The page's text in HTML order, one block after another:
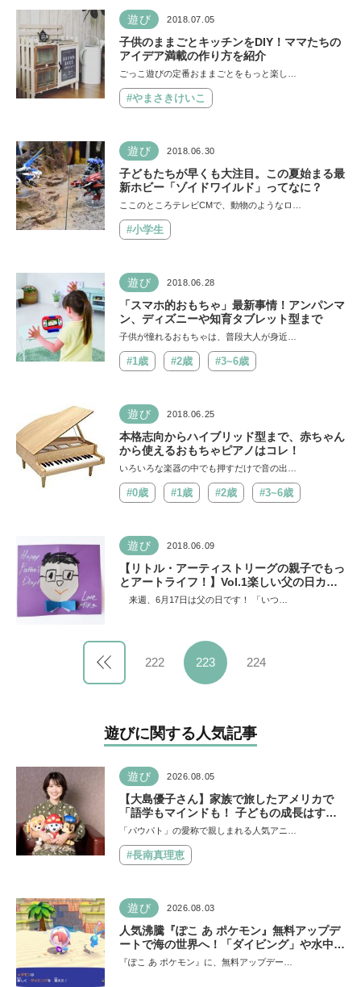
遊び 2018.07.05
子供のままごとキッチンをDIY！ママたちの
アイデア満載の作り方を紹介
ごっこ遊びの定番おままごとをもっと楽し…
#やまさきけいこ
遊び 2018.06.30
子どもたちが早くも大注目。この夏始まる最
新ホビー「ゾイドワイルド」ってなに？
ここのところテレビCMで、動物のようなロ…
#小学生
遊び 2018.06.28
「スマホ的おもちゃ」最新事情！アンパンマ
ン、ディズニーや知育タブレット型まで
子供が憧れるおもちゃは、普段大人が身近…
#1歳 #2歳 #3~6歳
遊び 2018.06.25
本格志向からハイブリッド型まで、赤ちゃん
から使えるおもちゃピアノはコレ！
いろいろな楽器の中でも押すだけで音の出…
#0歳 #1歳 #2歳 #3~6歳
遊び 2018.06.09
【リトル・アーティストリーグの親子でもっ
とアートライフ！】Vol.1楽しい父の日カー
ドをつくろう
来週、6月17日は父の日です！ 「いつ…
222 223 224
遊びに関する人気記事
遊び 2026.08.05
【大島優子さん】家族で旅したアメリカで
「語学もマインドも！ 子どもの成長はすご
かった」声優をつとめた映画『パウ・パトロ
なければ何でもできると子どもに知ってほし
い
「パウパト」の愛称で親しまれる人気アニ…
#長南真理恵
遊び 2026.08.03
人気沸騰『ぽこ あ ポケモン』無料アップデ
ートで海の世界へ！「ダイビング」や水中の
街づくりが楽しめる追加コンテンツも登場
『ぽこ あ ポケモン』に、無料アップデー…